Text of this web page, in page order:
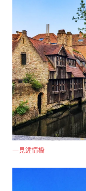
一見鍾情橋